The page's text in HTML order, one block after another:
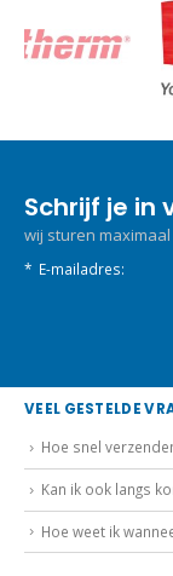
Schrijf je in
wij sturen
* E-mailadres:
VEEL GESTELDE
Hoe snel
Kan ik ook langs
Hoe weet ik